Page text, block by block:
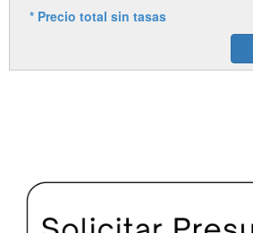
* Precio total sin tasas